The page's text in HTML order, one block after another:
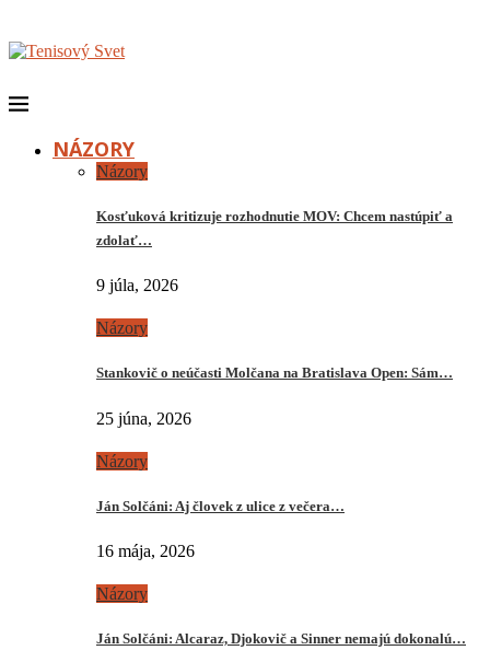
NÁZORY
Názory
Kosťuková kritizuje rozhodnutie MOV: Chcem nastúpiť a
zdolať…
9 júla, 2026
Názory
Stankovič o neúčasti Molčana na Bratislava Open: Sám…
25 júna, 2026
Názory
Ján Solčáni: Aj človek z ulice z večera…
16 mája, 2026
Názory
Ján Solčáni: Alcaraz, Djokovič a Sinner nemajú dokonalú…